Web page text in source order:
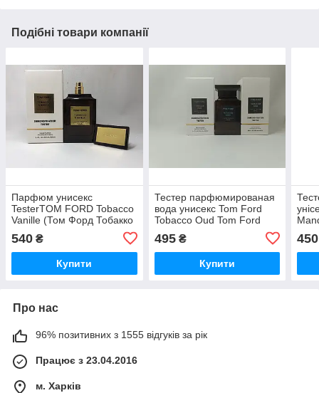
Подібні товари компанії
Парфюм унисекс
TesterTOM FORD Tobacco
Vanille (Том Форд Тобакко
540 ₴
Купити
Тестер парфюмированая
вода унисекс Tom Ford
Tobacco Oud Tom Ford
495₴
Купити
450
Про нас
96% позитивних з 1555 відгуків за рік
Працює з 23.04.2016
м. Харків